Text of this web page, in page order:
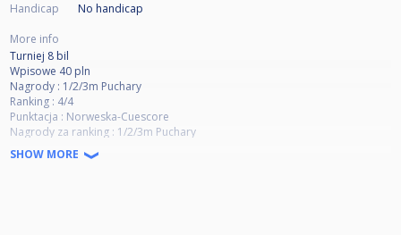
Handicap
No handicap
More info
Turniej 8 bil
Wpisowe 40 pln
Nagrody : 1/2/3m Puchary
Ranking : 4/4
Punktacja : Norweska-Cuescore
Nagrody za ranking : 1/2/3m Puchary
Przy równej ilości punktów w rankingu decyduje bilans wyższych zajętych
miejsc.
SHOW MORE